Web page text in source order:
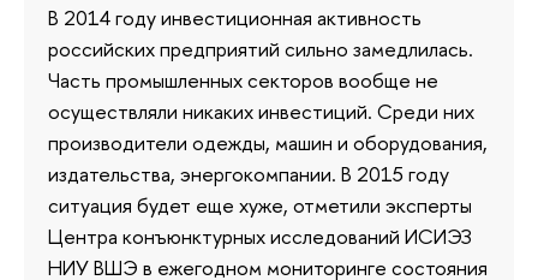
В 2014 году инвестиционная активность
российских предприятий сильно замедлилась.
Часть промышленных секторов вообще не
осуществляли никаких инвестиций. Среди них
производители одежды, машин и оборудования,
издательства, энергокомпании. В 2015 году
ситуация будет еще хуже, отметили эксперты
Центра конъюнктурных исследований ИСИЭЗ
НИУ ВШЭ в ежегодном мониторинге состояния